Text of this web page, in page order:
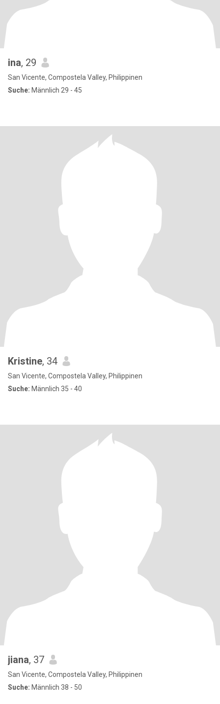
ina, 29
San Vicente, Compostela Valley, Philippinen
Suche: Männlich 29 - 45
Kristine, 34
San Vicente, Compostela Valley, Philippinen
Suche: Männlich 35 - 40
jiana, 37
San Vicente, Compostela Valley, Philippinen
Suche: Männlich 38 - 50